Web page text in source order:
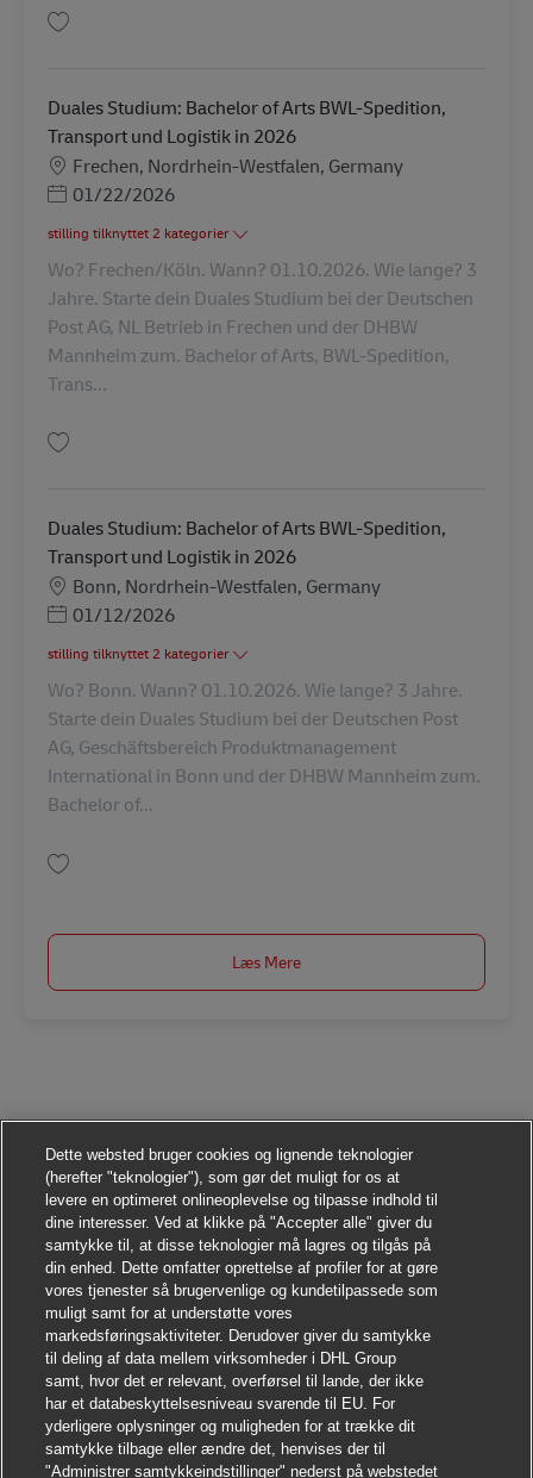
Duales Studium: Bachelor of Arts BWL-Spedition,
Transport und Logistik in 2026
Lokation
Frechen, Nordrhein-Westfalen, Germany
Posted Date
01/22/2026
stilling tilknyttet 2 kategorier
Wo? Frechen/Köln. Wann? 01.10.2026. Wie lange? 3
Jahre. Starte dein Duales Studium bei der Deutschen
Post AG, NL Betrieb in Frechen und der DHBW
Mannheim zum. Bachelor of Arts, BWL-Spedition,
Trans...
Duales Studium: Bachelor of Arts BWL-Spedition,
Transport und Logistik in 2026
Lokation
Bonn, Nordrhein-Westfalen, Germany
Posted Date
01/12/2026
stilling tilknyttet 2 kategorier
Wo? Bonn. Wann? 01.10.2026. Wie lange? 3 Jahre.
Starte dein Duales Studium bei der Deutschen Post
AG, Geschäftsbereich Produktmanagement
International in Bonn und der DHBW Mannheim zum.
Bachelor of...
Læs Mere
Dette websted bruger cookies og lignende teknologier
(herefter "teknologier"), som gør det muligt for os at
levere en optimeret onlineoplevelse og tilpasse indhold til
dine interesser. Ved at klikke på "Accepter alle" giver du
samtykke til, at disse teknologier må lagres og tilgås på
din enhed. Dette omfatter oprettelse af profiler for at gøre
vores tjenester så brugervenlige og kundetilpassede som
muligt samt for at understøtte vores
markedsføringsaktiviteter. Derudover giver du samtykke
til deling af data mellem virksomheder i DHL Group
samt, hvor det er relevant, overførsel til lande, der ikke
har et databeskyttelsesniveau svarende til EU. For
yderligere oplysninger og muligheden for at trække dit
samtykke tilbage eller ændre det, henvises der til
"Administrer samtykkeindstillinger" nederst på webstedet